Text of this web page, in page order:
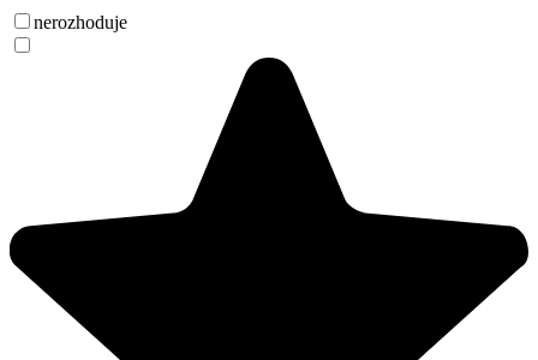
nerozhoduje